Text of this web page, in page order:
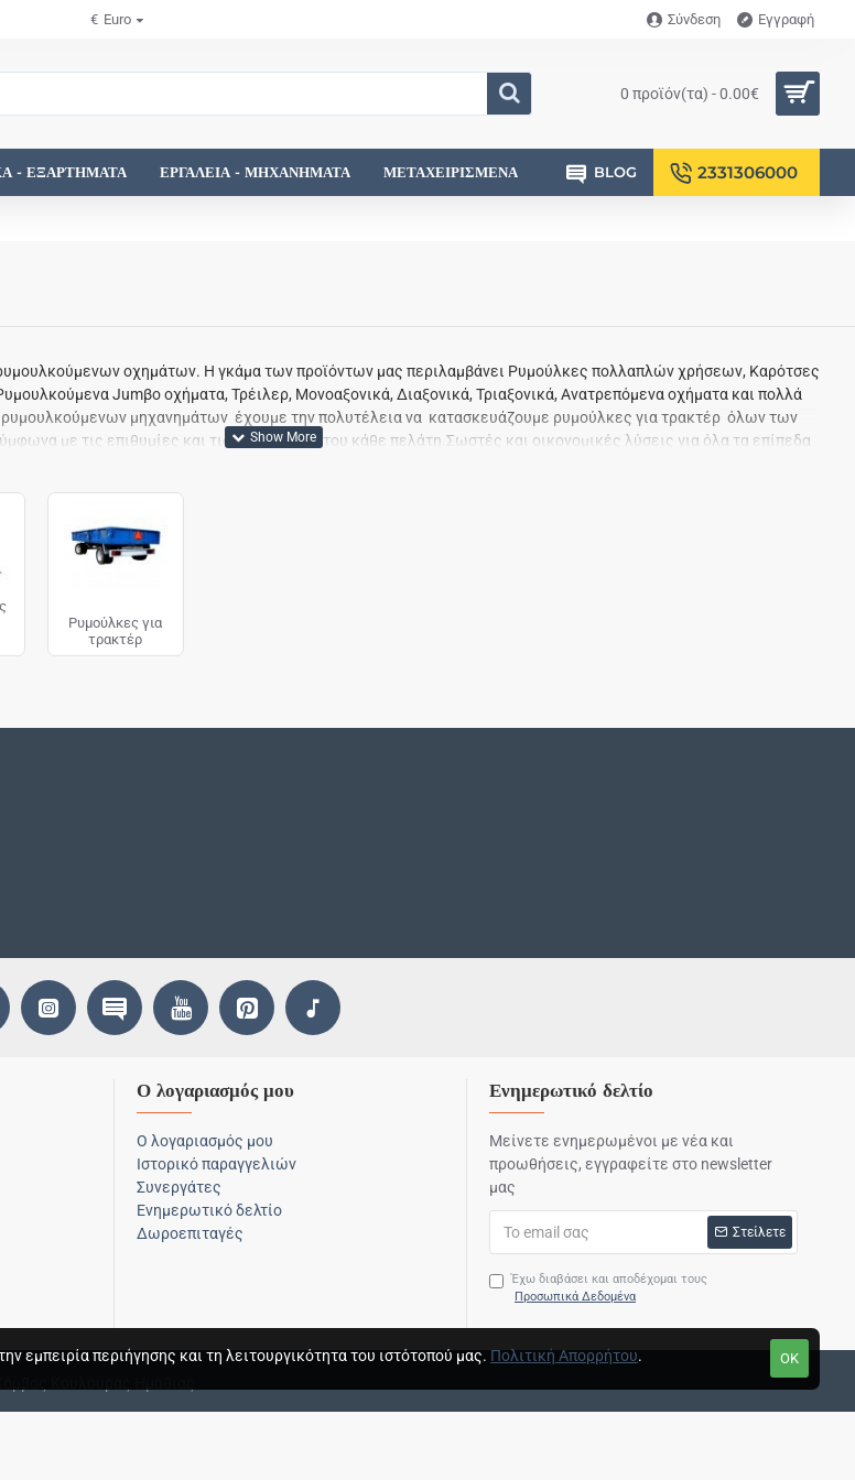
€ Euro Σύνδεση Εγγραφή
0 προϊόν(τα) - 0.00€
- ΕΞΑΡΤΉΜΑΤΑ ΕΡΓΑΛΕΊΑ - ΜΗΧΑΝΉΜΑΤΑ ΜΕΤΑΧΕΙΡΙΣΜΈΝΑ BLOG 2331306000
οχημάτων. Η γκάμα των προϊόντων μας περιλαμβάνει Ρυμούλκες πολλαπλών χρήσεων, Καρότσες
Jumβο οχήματα, Τρέιλερ, Μονοαξονικά, Διαξονικά, Τριαξονικά, Ανατρεπόμενα οχήματα και πολλά
μηχανημάτων έχουμε την πολυτέλεια να κατασκευάζουμε ρυμούλκες για τρακτέρ όλων των
με τις επιθυμίες και τις προσδοκίες του κάθε πελάτη.Σωστές και οικονομικές λύσεις για όλα τα επίπεδα
Ρυμούλκες για
τρακτέρ
Ο λογαριασμός μου
Ο λογαριασμός μου
Ιστορικό παραγγελιών
Συνεργάτες
Ενημερωτικό δελτίο
Δωροεπιταγές
Ενημερωτικό δελτίο
Μείνετε ενημερωμένοι με νέα και
προωθήσεις, εγγραφείτε στο newsletter
μας
Στείλετε
Έχω διαβάσει και αποδέχομαι τους
Προσωπικά Δεδομένα
Κουλούρας Ημαθίας
OK
εμπειρία περιήγησης και τη λειτουργικότητα του ιστότοπού μας. Πολιτική Απορρήτου.